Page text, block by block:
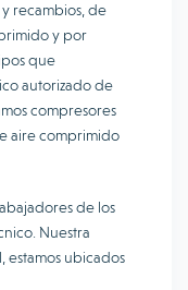
recambios, de
y por
que
autorizado de
compresores
aire comprimido
de los
Nuestra
estamos ubicados